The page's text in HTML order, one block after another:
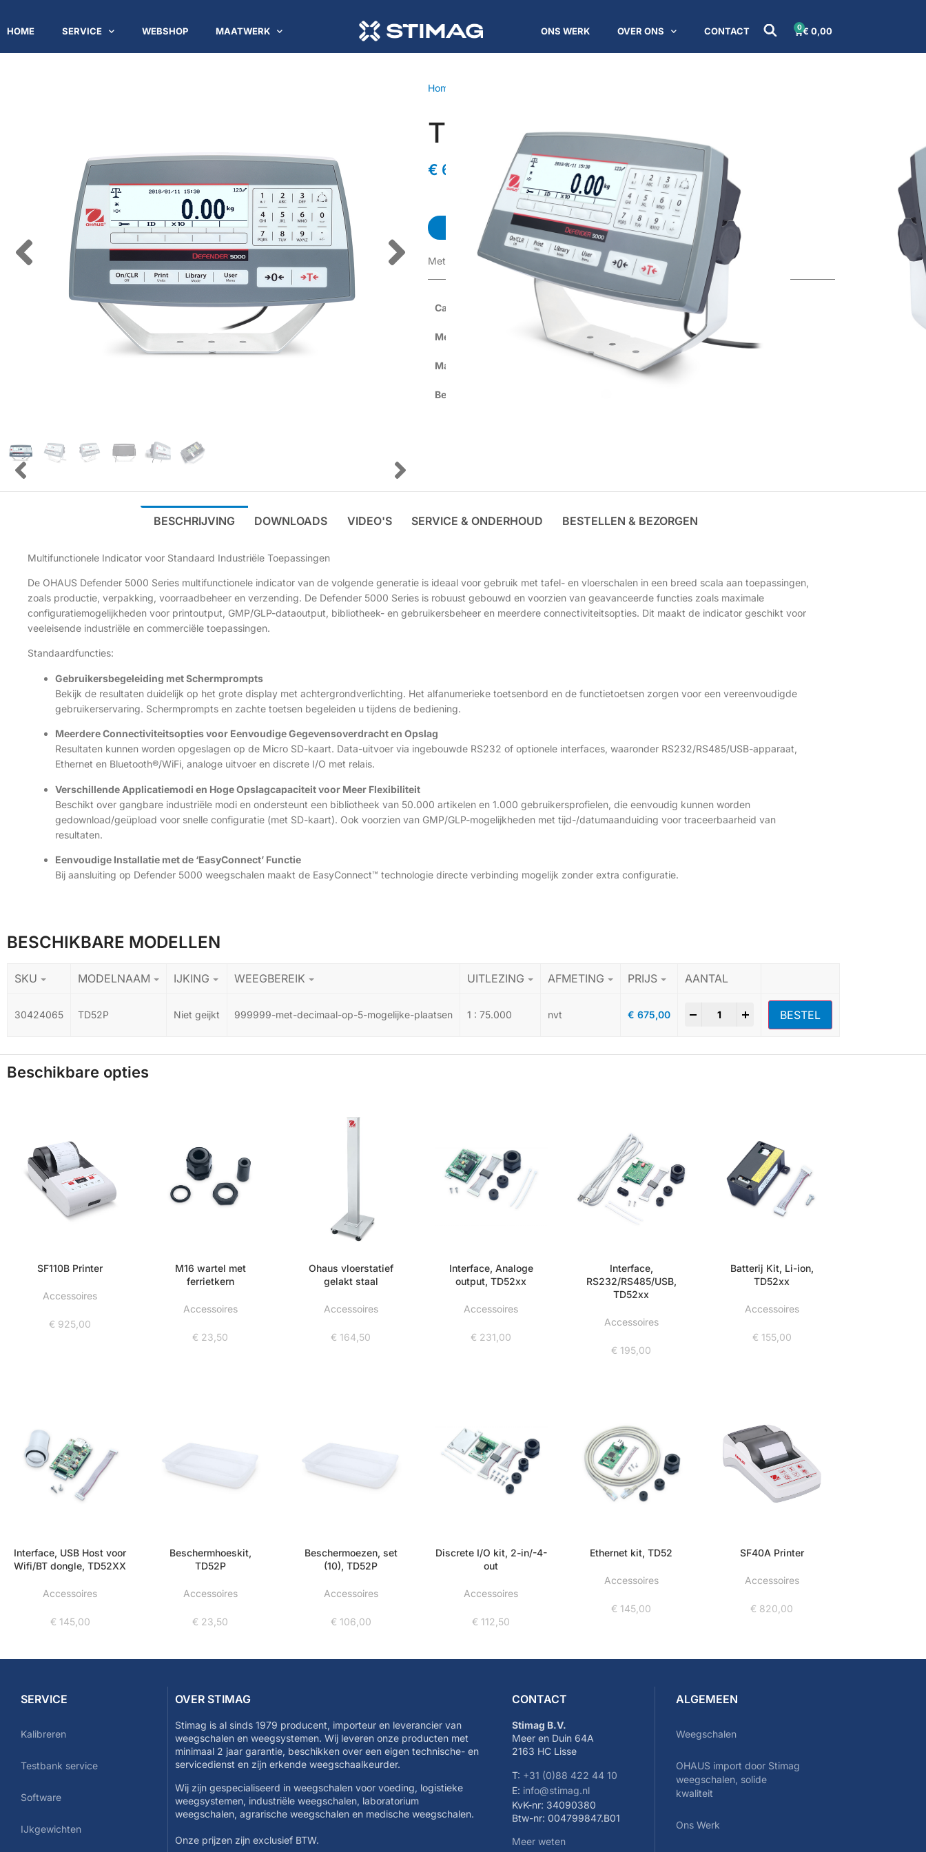
HOME SERVICE WEBSHOP MAATWERK ONS WERK OVER ONS CONTACT € 0,00
0
Home
TD52P
€ 675,00
BEKIJK DE MODELLEN
Met alphanumerieke- en functietoetsen
Categorieën
Merk
Materiaal
Beschermklasse
BESCHRIJVING DOWNLOADS VIDEO'S SERVICE & ONDERHOUD BESTELLEN & BEZORGEN
Multifunctionele Indicator voor Standaard Industriële Toepassingen
De OHAUS Defender 5000 Series multifunctionele indicator van de volgende generatie is ideaal voor gebruik met tafel- en vloerschalen in een breed scala aan toepassingen,
zoals productie, verpakking, voorraadbeheer en verzending. De Defender 5000 Series is robuust gebouwd en voorzien van geavanceerde functies zoals maximale
configuratiemogelijkheden voor printoutput, GMP/GLP-dataoutput, bibliotheek- en gebruikersbeheer en meerdere connectiviteitsopties. Dit maakt de indicator geschikt voor
veeleisende industriële en commerciële toepassingen.
Standaardfuncties:
Gebruikersbegeleiding met Schermprompts
Bekijk de resultaten duidelijk op het grote display met achtergrondverlichting. Het alfanumerieke toetsenbord en de functietoetsen zorgen voor een vereenvoudigde
gebruikerservaring. Schermprompts en zachte toetsen begeleiden u tijdens de bediening.
Meerdere Connectiviteitsopties voor Eenvoudige Gegevensoverdracht en Opslag
Resultaten kunnen worden opgeslagen op de Micro SD-kaart. Data-uitvoer via ingebouwde RS232 of optionele interfaces, waaronder RS232/RS485/USB-apparaat,
Ethernet en Bluetooth®/WiFi, analoge uitvoer en discrete I/O met relais.
Verschillende Applicatiemodi en Hoge Opslagcapaciteit voor Meer Flexibiliteit
Beschikt over gangbare industriële modi en ondersteunt een bibliotheek van 50.000 artikelen en 1.000 gebruikersprofielen, die eenvoudig kunnen worden
gedownload/geüpload voor snelle configuratie (met SD-kaart). Ook voorzien van GMP/GLP-mogelijkheden met tijd-/datumaanduiding voor traceerbaarheid van
resultaten.
Eenvoudige Installatie met de ‘EasyConnect’ Functie
Bij aansluiting op Defender 5000 weegschalen maakt de EasyConnect™ technologie directe verbinding mogelijk zonder extra configuratie.
BESCHIKBARE MODELLEN
SKU MODELNAAM IJKING WEEGBEREIK UITLEZING AFMETING PRIJS AANTAL
30424065 TD52P Niet geijkt 999999-met-decimaal-op-5-mogelijke-plaatsen 1 : 75.000 nvt € 675,00
- BESTEL
Beschikbare opties
SF110B Printer
Accessoires
€ 925,00
M16 wartel met
ferrietkern
Accessoires
€ 23,50
Ohaus vloerstatief
gelakt staal
Accessoires
€ 164,50
Interface, Analoge
output, TD52xx
Accessoires
€ 231,00
Interface,
RS232/RS485/USB,
TD52xx
Accessoires
€ 195,00
Batterij Kit, Li-ion,
TD52xx
Accessoires
€ 155,00
Interface, USB Host voor
Wifi/BT dongle, TD52XX
Accessoires
€ 145,00
Beschermhoeskit,
TD52P
Accessoires
€ 23,50
Beschermoezen, set
(10), TD52P
Accessoires
€ 106,00
Discrete I/O kit, 2-in/-4-
out
Accessoires
€ 112,50
Ethernet kit, TD52
Accessoires
€ 145,00
SF40A Printer
Accessoires
€ 820,00
SERVICE
Kalibreren
Testbank service
Software
IJkgewichten
OVER STIMAG
Stimag is al sinds 1979 producent, importeur en leverancier van
weegschalen en weegsystemen. Wij leveren onze producten met
minimaal 2 jaar garantie, beschikken over een eigen technische- en
servicedienst en zijn erkende weegschaalkeurder.
Wij zijn gespecialiseerd in weegschalen voor voeding, logistieke
weegsystemen, industriële weegschalen, laboratorium
weegschalen, agrarische weegschalen en medische weegschalen.
Onze prijzen zijn exclusief BTW.
CONTACT
Stimag B.V.
Meer en Duin 64A
2163 HC Lisse
T: +31 (0)88 422 44 10
E: info@stimag.nl
KvK-nr: 34090380
Btw-nr: 004799847.B01
Meer weten
ALGEMEEN
Weegschalen
OHAUS import door Stimag
weegschalen, solide
kwaliteit
Ons Werk